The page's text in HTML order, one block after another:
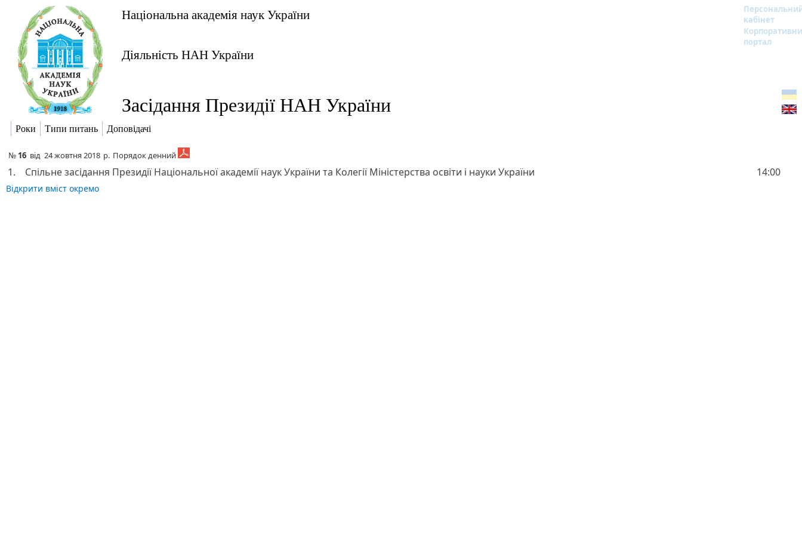
Національна академія наук України
кабінет
портал
Діяльність НАН України
Засідання Президії НАН України
Роки Типи питань Доповідачі
№ 16 від 24 жовтня 2018 р. Порядок денний
1. Спільне засідання Президії Національної академії наук України та Колегії Міністерства освіти і науки України 14:00
Відкрити вміст окремо